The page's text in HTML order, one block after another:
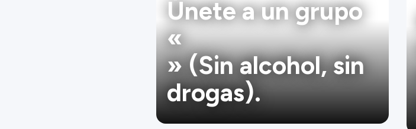
Únete a un grupo
«
» (Sin alcohol, sin
drogas).